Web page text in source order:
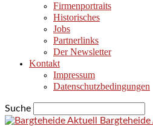
Firmenportraits
Historisches
Jobs
Partnerlinks
Der Newsletter
Kontakt
Impressum
Datenschutzbedingungen
Suche